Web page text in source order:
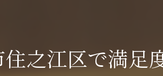
全身
之江区で満足